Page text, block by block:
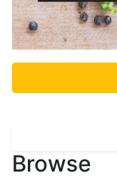
Browse